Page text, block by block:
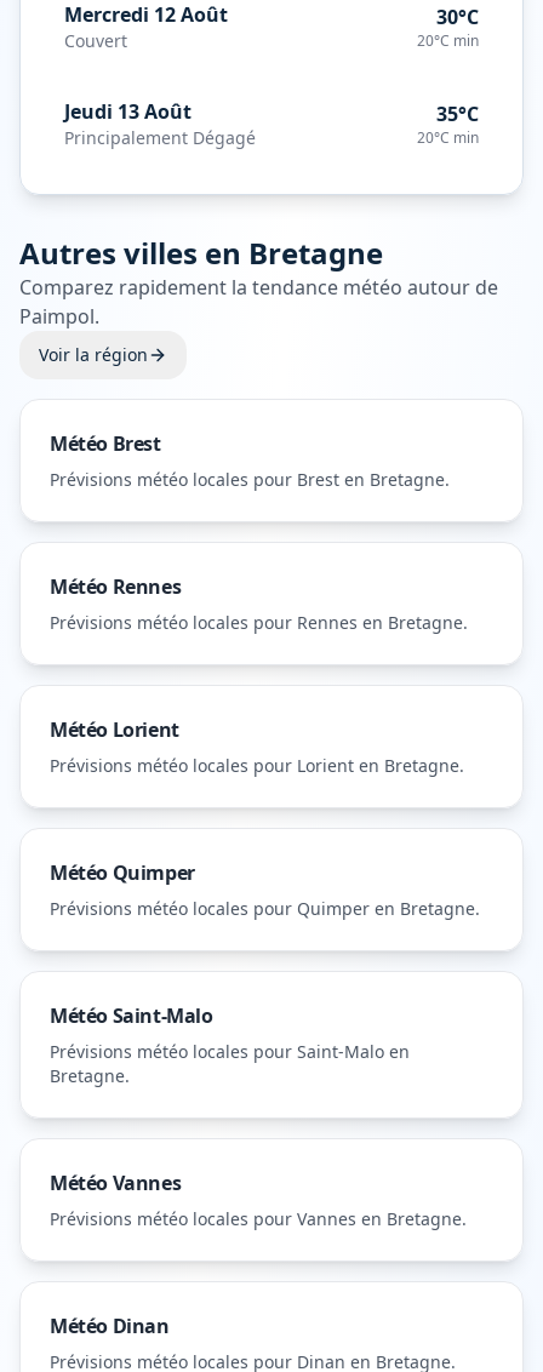
Mercredi 12 Août
Couvert
30°C
20°C min
Jeudi 13 Août
Principalement Dégagé
35°C
20°C min
Autres villes en Bretagne
Comparez rapidement la tendance météo autour de
Paimpol.
Voir la région
Météo Brest
Prévisions météo locales pour Brest en Bretagne.
Météo Rennes
Prévisions météo locales pour Rennes en Bretagne.
Météo Lorient
Prévisions météo locales pour Lorient en Bretagne.
Météo Quimper
Prévisions météo locales pour Quimper en Bretagne.
MétéoSaint-Malo
Prévisions météo locales pour Saint-Malo en
Bretagne.
MétéoVannes
Prévisions météo locales pour Vannes en Bretagne.
Météo Dinan
Prévisions météo locales pour Dinan en Bretagne.